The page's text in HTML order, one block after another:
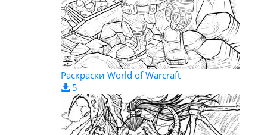
Раскраски World of Warcraft
5